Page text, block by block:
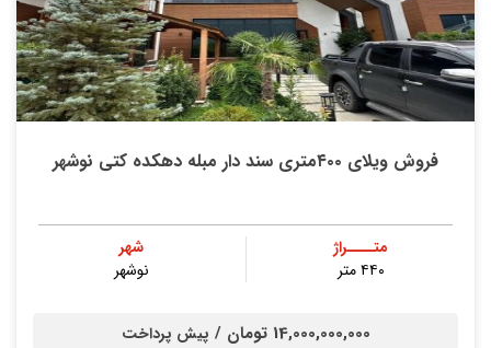
فروش ویلای ۴۰۰متری سند دار مبله دهکده کتی نوشهر
متــــراژ
۴۴۰ متر
شهر
نوشهر
14,000,000,000 تومان / پیش پرداخت